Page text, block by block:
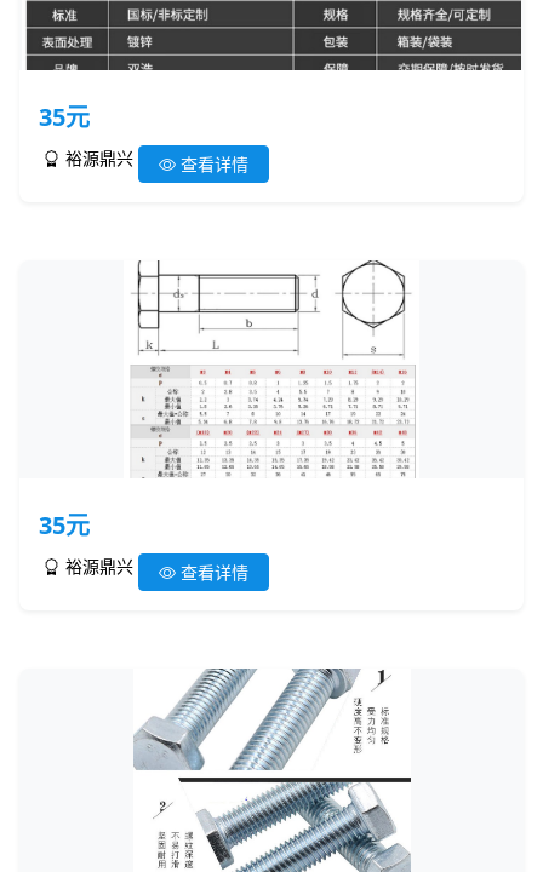
35元
裕源鼎兴 查看详情
35元
裕源鼎兴 查看详情